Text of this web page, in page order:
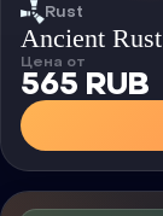
Rust
Чит
Ancient Rust
Цена от
565 RUB